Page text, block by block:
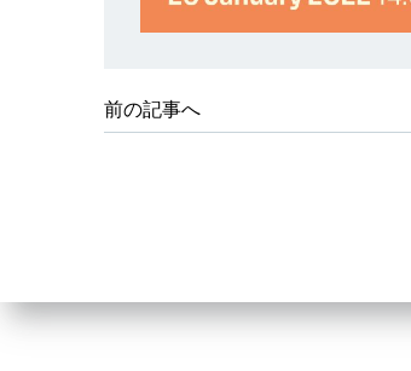
前の記事へ